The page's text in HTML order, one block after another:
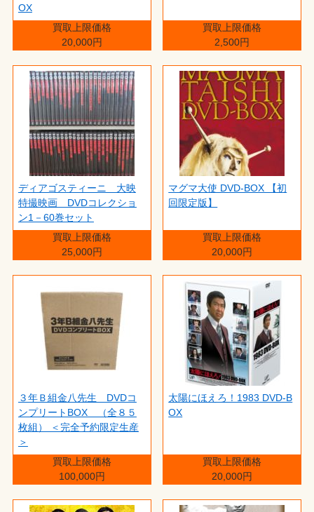
OX
買取上限価格
20,000円
買取上限価格
2,500円
ディアゴスティーニ 大映
特撮映画 DVDコレクショ
ン1－60巻セット
買取上限価格
25,000円
マグマ大使 DVD-BOX 【初
回限定版】
買取上限価格
20,000円
３年Ｂ組金八先生 DVDコ
ンプリートBOX （全８５
枚組） ＜完全予約限定生産
＞
買取上限価格
100,000円
太陽にほえろ！1983 DVD-B
OX
買取上限価格
20,000円